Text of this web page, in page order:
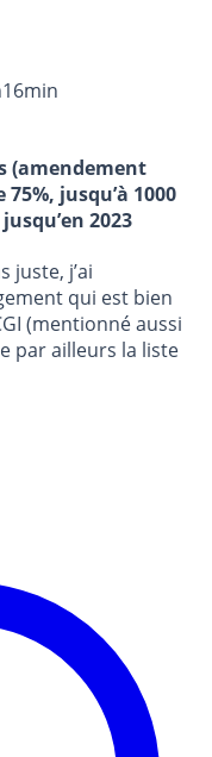
(amendement
jusqu’à 1000
2023
juste, j’ai
qui est bien
(mentionné aussi
par ailleurs la liste